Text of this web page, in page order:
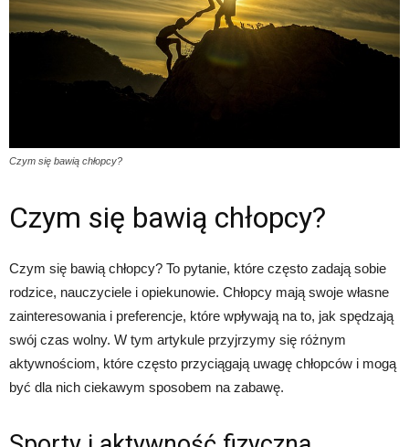
Czym się bawią chłopcy?
Czym się bawią chłopcy?
Czym się bawią chłopcy? To pytanie, które często zadają sobie
rodzice, nauczyciele i opiekunowie. Chłopcy mają swoje własne
zainteresowania i preferencje, które wpływają na to, jak spędzają
swój czas wolny. W tym artykule przyjrzymy się różnym
aktywnościom, które często przyciągają uwagę chłopców i mogą
być dla nich ciekawym sposobem na zabawę.